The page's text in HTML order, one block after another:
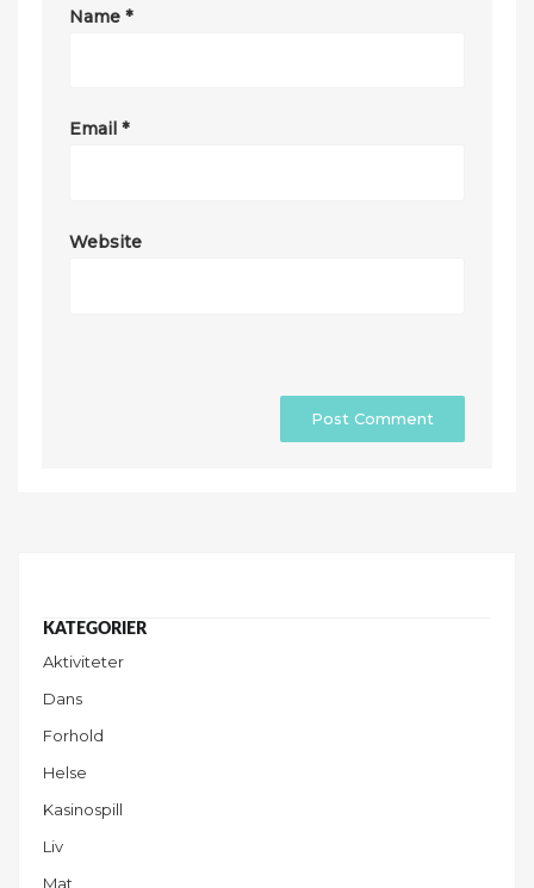
Name *
Email *
Website
Aktiviteter
Dans
Forhold
Helse
Kasinospill
Liv
Mat